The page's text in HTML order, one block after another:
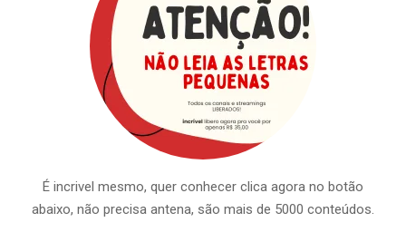
É incrivel mesmo, quer conhecer clica agora no botão
abaixo, não precisa antena, são mais de 5000 conteúdos.